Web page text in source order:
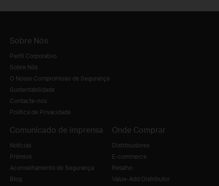
Sobre Nós
Perfil Corporativo
Sobre Nós
O Nosso Compromisso de Segurança
Sustentabilidade
Contacte-nos
Política de Privacidade
Comunicado de imprensa
Notícias
Prémios
Aconselhamento de Segurança
Blog
Onde Comprar
Distribuidores
E-commerce
Retalho
Value-Add Distributor